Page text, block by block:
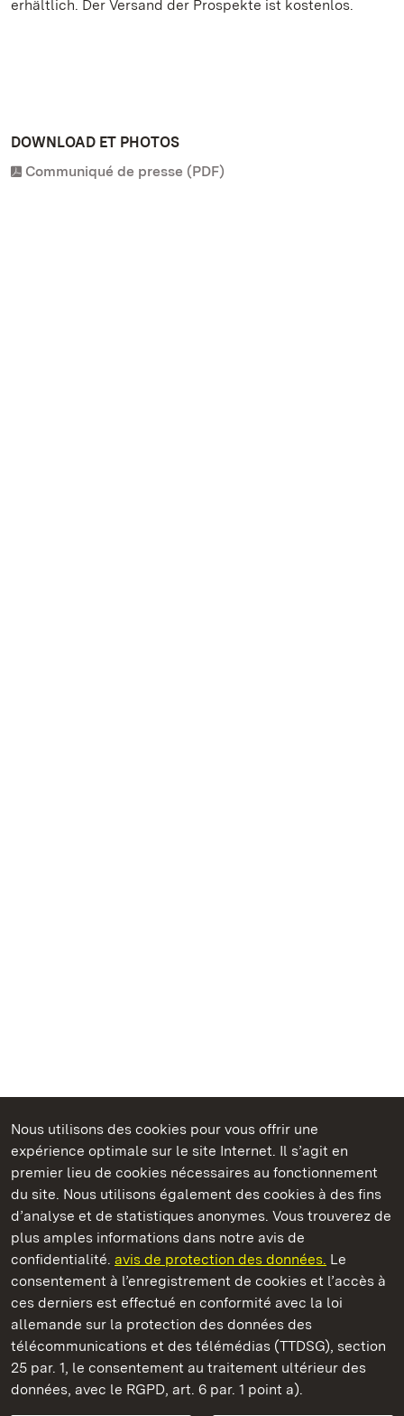
Nous utilisons des cookies pour vous offrir une
expérience optimale sur le site Internet. Il s’agit en
premier lieu de cookies nécessaires au fonctionnement
du site. Nous utilisons également des cookies à des fins
d’analyse et de statistiques anonymes. Vous trouverez de
plus amples informations dans notre avis de
confidentialité. avis de protection des données. Le
consentement à l’enregistrement de cookies et l’accès à
ces derniers est effectué en conformité avec la loi
allemande sur la protection des données des
télécommunications et des télémédias (TTDSG), section
25 par. 1, le consentement au traitement ultérieur des
données, avec le RGPD, art. 6 par. 1 point a).
erhältlich. Der Versand der Prospekte ist kostenlos.
DOWNLOAD ET PHOTOS
Communiqué de presse (PDF)
Châteaux et jardins publics du Bade-Wurtemberg
Staatliche Schlösser und Gärten Baden‑Württemberg
Châteaux et jardins publics du Bade-Wurtemberg
ContactFAQ et réponsesMentions légales
Protection des données
Explications sur l’accessibilité
BITV-konform (geprüfte Seiten)